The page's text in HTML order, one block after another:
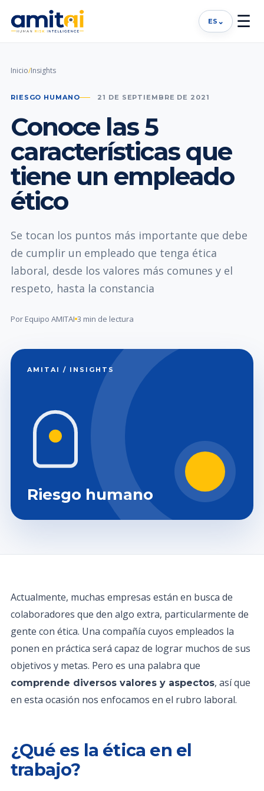
ES ⌄ ☰
Inicio/Insights
RIESGO HUMANO 21 DE SEPTIEMBRE DE 2021
Conoce las 5
características que
tiene un empleado
ético
Se tocan los puntos más importante que debe
de cumplir un empleado que tenga ética
laboral, desde los valores más comunes y el
respeto, hasta la constancia
Por Equipo AMITAI 3 min de lectura
AMITAI / INSIGHTS
Riesgo humano
Actualmente, muchas empresas están en busca de
colaboradores que den algo extra, particularmente de
gente con ética. Una compañía cuyos empleados la
ponen en práctica será capaz de lograr muchos de sus
objetivos y metas. Pero es una palabra que
comprende diversos valores y aspectos, así que
en esta ocasión nos enfocamos en el rubro laboral.
¿Qué es la ética en el
trabajo?